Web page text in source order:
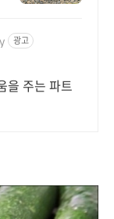
광고
을 주는 파트